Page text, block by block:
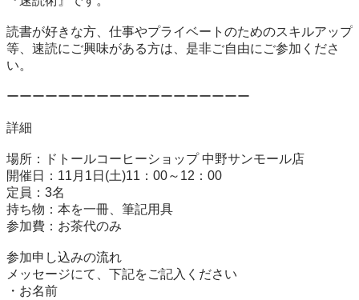
読書が好きな方、仕事やプライベートのためのスキルアップ
等、速読にご興味がある方は、是非ご自由にご参加くださ
い。
ーーーーーーーーーーーーーーーーーーー
詳細
場所：ドトールコーヒーショップ 中野サンモール店
開催日：11月1日(土)11：00～12：00
定員：3名
持ち物：本を一冊、筆記用具
参加費：お茶代のみ
参加申し込みの流れ
メッセージにて、下記をご記入ください
・お名前